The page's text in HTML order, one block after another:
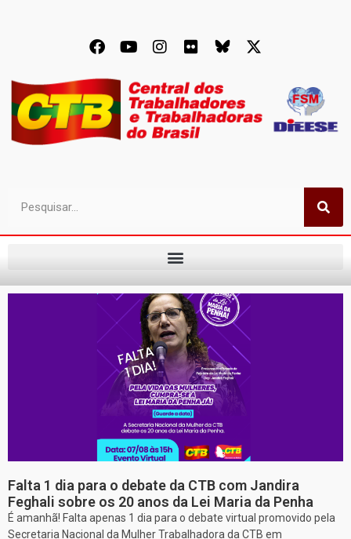
Falta 1 dia para o debate da CTB com Jandira
Feghali sobre os 20 anos da Lei Maria da Penha
É amanhã! Falta apenas 1 dia para o debate virtual promovido pela
Secretaria Nacional da Mulher Trabalhadora da CTB em